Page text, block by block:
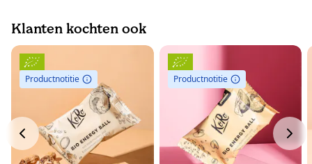
Klanten kochten ook
Productnotitie Productnotitie